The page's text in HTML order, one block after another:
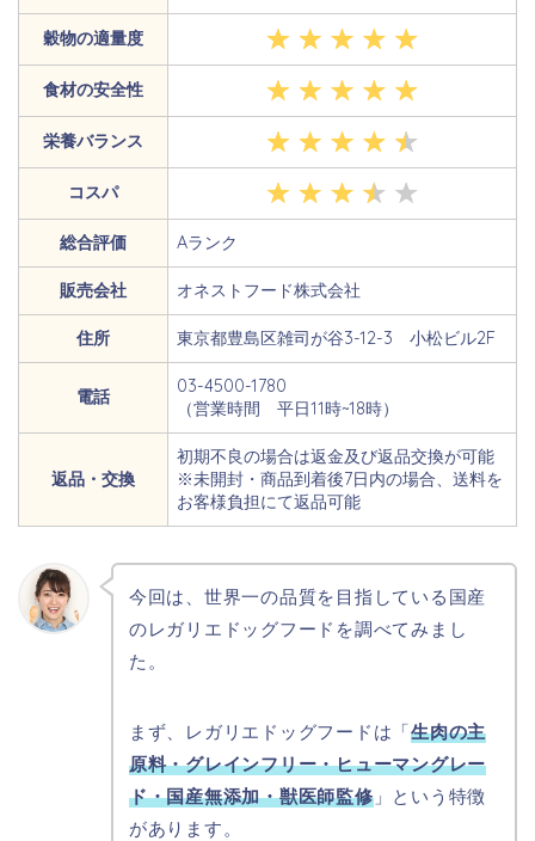
穀物の適量度
食材の安全性
栄養バランス
コスパ
総合評価 Aランク
販売会社 オネストフード株式会社
住所 東京都豊島区雑司が谷3-12-3 小松ビル2F
電話
03-4500-1780
（営業時間 平日11時~18時）
返品・交換
初期不良の場合は返金及び返品交換が可能
※未開封・商品到着後7日内の場合、送料を
お客様負担にて返品可能
今回は、世界一の品質を目指している国産
のレガリエドッグフードを調べてみまし
た。
まず、レガリエドッグフードは「生肉の主
原料・グレインフリー・ヒューマングレー
ド・国産無添加・獣医師監修」という特徴
があります。